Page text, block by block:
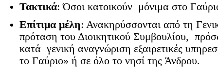
Τακτικά: Όσοι κατοικούν μόνιμα στο
Επίτιμα μέλη: Ανακηρύσσονται από τη
πρόταση του Διοικητικού Συμβουλίου,
κατά γενική αναγνώριση εξαιρετικές
το Γαύριο» ή σε όλο το νησί της Άνδρου.